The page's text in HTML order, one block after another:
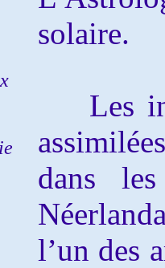
solaire.
Les
dans
l’un des